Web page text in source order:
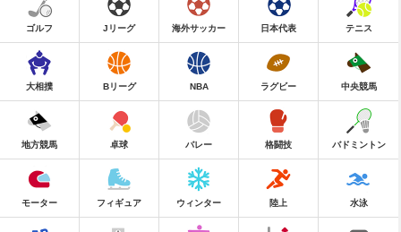
ゴルフ Jリーグ 海外サッカー 日本代表 テニス
大相撲 Bリーグ NBA ラグビー 中央競馬
地方競馬 卓球 バレー 格闘技 バドミントン
モーター フィギュア ウィンター 陸上 水泳